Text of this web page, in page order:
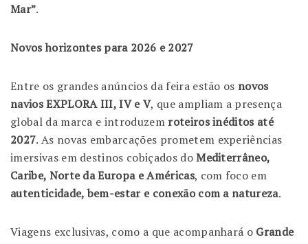
Mar”.
Novos horizontes para 2026 e 2027
Entre os grandes anúncios da feira estão os novos
navios EXPLORA III, IV e V, que ampliam a presença
global da marca e introduzem roteiros inéditos até
2027. As novas embarcações prometem experiências
imersivas em destinos cobiçados doMediterrâneo,
Caribe, Norte da Europa e Américas, com foco em
autenticidade, bem-estar e conexão com a natureza.
Viagens exclusivas, como a que acompanhará o Grande